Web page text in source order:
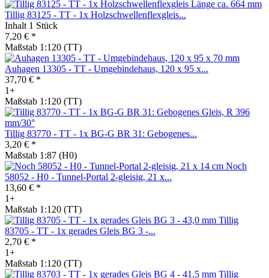
Tillig 83125 - TT - 1x Holzschwellenflexgleis...
Inhalt 1 Stück
7,20 € *
Maßstab 1:120 (TT)
Auhagen 13305 - TT - Umgebindehaus, 120 x 95 x...
37,70 € *
1+
Maßstab 1:120 (TT)
Tillig 83770 - TT - 1x BG-G BR 31: Gebogenes...
3,20 € *
Maßstab 1:87 (H0)
Noch
58052 - H0 - Tunnel-Portal 2-gleisig, 21 x...
13,60 € *
1+
Maßstab 1:120 (TT)
Tillig
83705 - TT - 1x gerades Gleis BG 3 -...
2,70 € *
1+
Maßstab 1:120 (TT)
Tillig